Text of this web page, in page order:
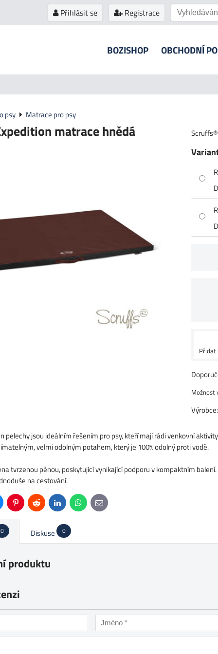
Přihlásit se Registrace
BOZISHOP OBCHODNÍ
psy Matrace pro psy
matrace hnědá
Přidat
pelechy jsou ideálním řešením pro psy, kteří mají rádi venkovní
velmi odolným potahem, který je 100% odolný proti vodě.
tvrzenou pěnou, poskytující vynikající podporu v kompaktním
na cestování.
PinterestReddit LinkedInWhatsApp
E-
mail
0 Diskuse 0
produktu